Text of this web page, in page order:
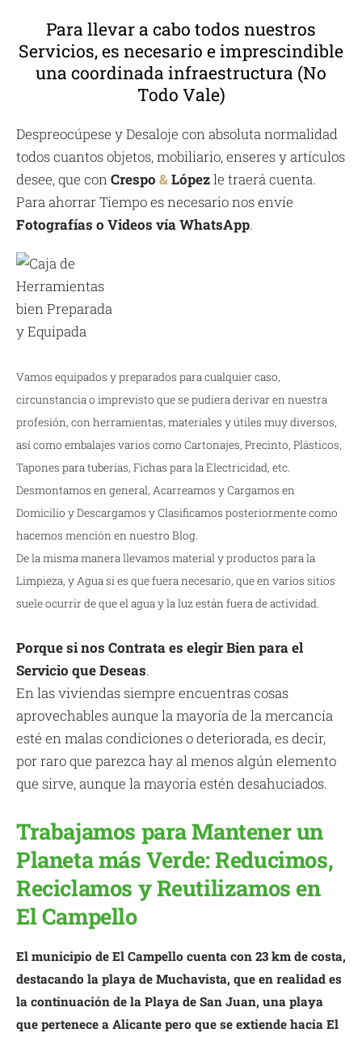
Para llevar a cabo todos nuestros
Servicios, es necesario e imprescindible
una coordinada infraestructura (No
Todo Vale)
Despreocúpese y Desaloje con absoluta normalidad
todos cuantos objetos, mobiliario, enseres y artículos
desee, que conCrespo &Lópezle traerá cuenta.
Para ahorrar Tiempo es necesario nos envíe
Fotografías o Videos vía WhatsApp.
Vamos equipados y preparados para cualquier caso,
circunstancia o imprevisto que se pudiera derivar en nuestra
profesión, con herramientas, materiales y útiles muy diversos,
así como embalajes varios como Cartonajes, Precinto, Plásticos,
Tapones para tuberías, Fichas para la Electricidad, etc.
Desmontamos en general, Acarreamos y Cargamos en
Domicilio y Descargamos y Clasificamos posteriormente como
hacemos mención en nuestro Blog.
De la misma manera llevamos material y productos para la
Limpieza, y Agua si es que fuera necesario, que en varios sitios
suele ocurrir de que el agua y la luz están fuera de actividad.
Porque si nos Contrata es elegir Bien para el
Servicio que Deseas.
En las viviendas siempre encuentras cosas
aprovechables aunque la mayoría de la mercancía
esté en malas condiciones o deteriorada, es decir,
por raro que parezca hay al menos algún elemento
que sirve, aunque la mayoría estén desahuciados.
Trabajamos para Mantener un
Planeta más Verde: Reducimos,
Reciclamos y Reutilizamos en
El Campello
El municipio de El Campello cuenta con 23 km de costa,
destacando la playa de Muchavista, que en realidad es
la continuación de la Playa de San Juan, una playa
que pertenece a Alicante pero que se extiende hacia El